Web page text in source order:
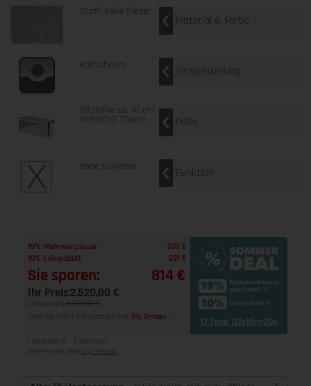
Stoff: Belle flieder
Material & Farbe
Kaltschaum Sitzpolsterung
Sitzhöhe ca. 47 cm
Metallfuß Chrom Füße
ohne Funktion Funktion
19% Mehrwertsteuer
533 €
10% Extrarabatt
281 €
Sie sparen: 814 €
Ihr Preis:2.520,00 €
Listenpreis: 3.334,00 €
oder ab 109,17 € monatlich mit 0% Zinsen 17 Tage 12h:15m:28s
Lieferzeit 6 - 8 Wochen
Alle Preise inkl. MwSt zzgl. Versand